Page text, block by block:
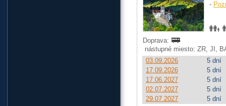
-
Doprava:
nástupné miesto: ZR, JI,
03.09.2026
5 dní
17.09.2026
5 dní
17.06.2027
5 dní
02.07.2027
5 dní
29.07.2027
5 dní